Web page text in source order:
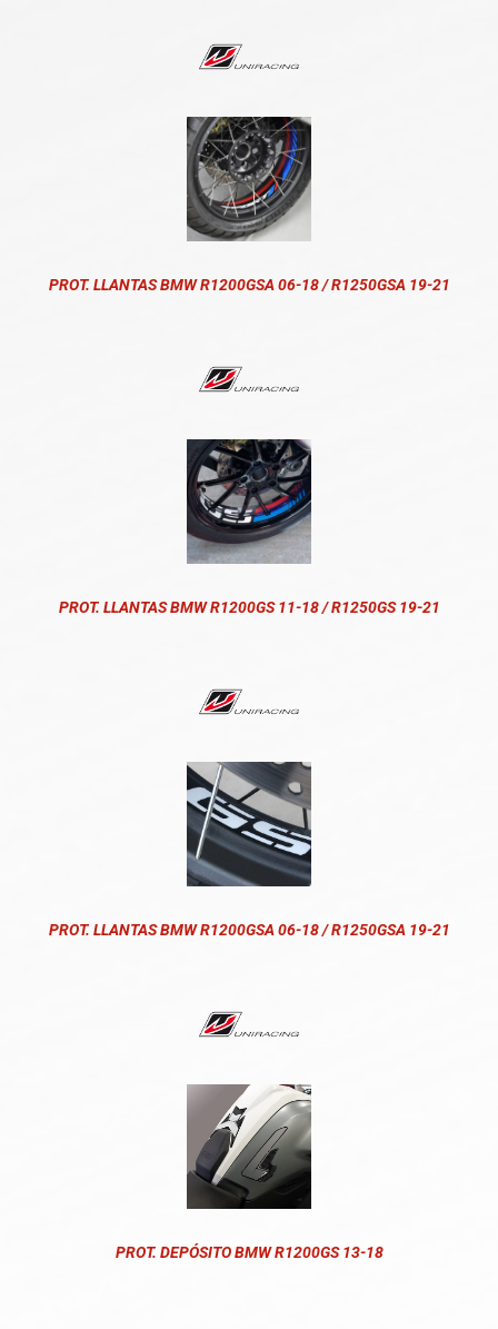
PROT. LLANTAS BMW R1200GSA 06-18 / R1250GSA 19-21
PROT. LLANTAS BMW R1200GS 11-18 / R1250GS 19-21
PROT. LLANTAS BMW R1200GSA 06-18 / R1250GSA 19-21
PROT. DEPÓSITO BMW R1200GS 13-18